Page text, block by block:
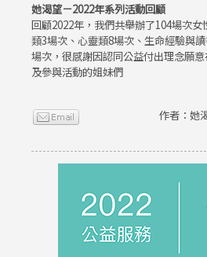
她渴望－2022年系列活動回顧
回顧2022年，我們共舉辦了104場次
類3場次、心靈類8場次、生命經驗與
場次，很感謝因認同公益付出理念願
及參與活動的姐妹們
作者：她